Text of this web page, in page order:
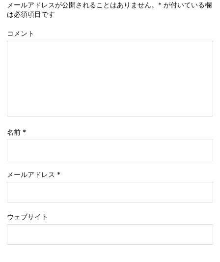
メールアドレスが公開されることはありません。 * が付いている欄
は必須項目です
コメント
名前 *
メールアドレス *
ウェブサイト